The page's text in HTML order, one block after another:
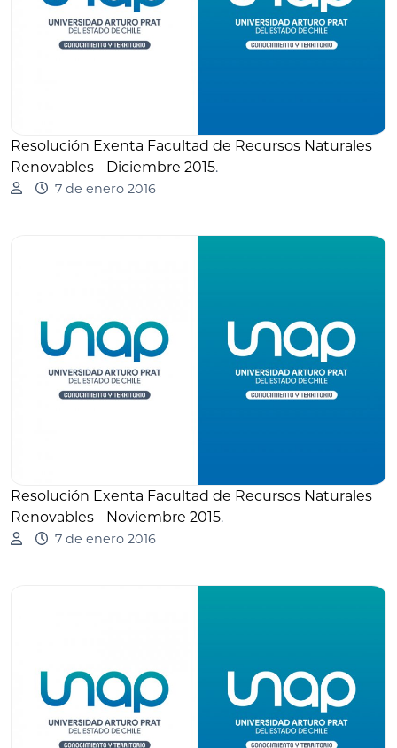
Resolución Exenta Facultad de Recursos Naturales
Renovables - Diciembre 2015.
7 de enero 2016
Resolución Exenta Facultad de Recursos Naturales
Renovables - Noviembre 2015.
7 de enero 2016